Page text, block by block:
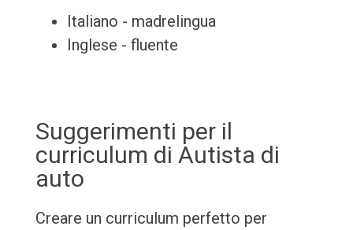
Italiano - madrelingua
Inglese - fluente
Suggerimenti per il
curriculum di Autista di
auto
Creare un curriculum perfetto per